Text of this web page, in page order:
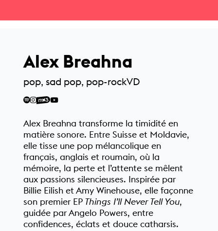
Alex Breahna
pop, sad pop, pop-rockVD
Alex Breahna transforme la timidité en
matière sonore. Entre Suisse et Moldavie,
elle tisse une pop mélancolique en
français, anglais et roumain, où la
mémoire, la perte et l’attente se mêlent
aux passions silencieuses. Inspirée par
Billie Eilish et Amy Winehouse, elle façonne
son premier EP Things I’ll Never Tell You,
guidée par Angelo Powers, entre
confidences, éclats et douce catharsis.